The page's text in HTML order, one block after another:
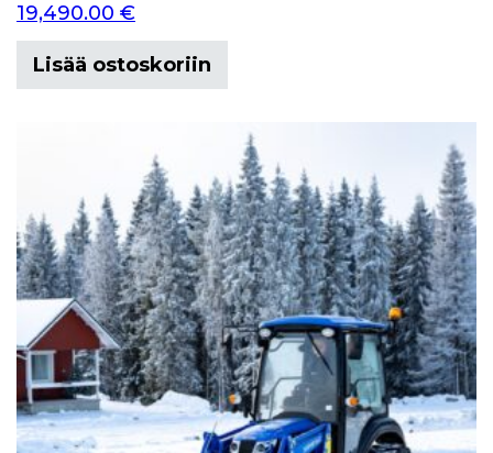
19,490.00 €
Lisää ostoskoriin